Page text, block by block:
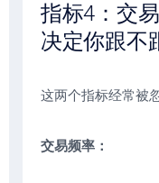
指标4：交
决定你跟不
这两个指标经常被
交易频率：